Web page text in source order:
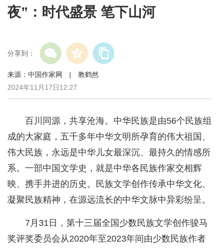
夜”：时代盛景 笔下山河
分享到：
来源：中国作家网 | 教鹤然
2024年11月17日12:27
百川同源，共享沧海。中华民族是由56个民族组
成的大家庭，五千多年中华文明所孕育的伟大祖国、
伟大民族，永远是中华儿女最深沉、最持久的情感所
系。一部中国文学史，就是中华各民族作家交相辉
映、携手并进的历史。民族文学创作传承中华文化、
凝聚民族精神，在源远流长的中华文脉中异彩纷呈。
7月31日，第十三届全国少数民族文学创作骏马
奖评奖委员会从2020年至2023年间由少数民族作者